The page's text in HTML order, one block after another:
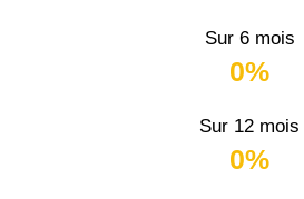
Sur 6 mois
0%
Sur 12 mois
0%